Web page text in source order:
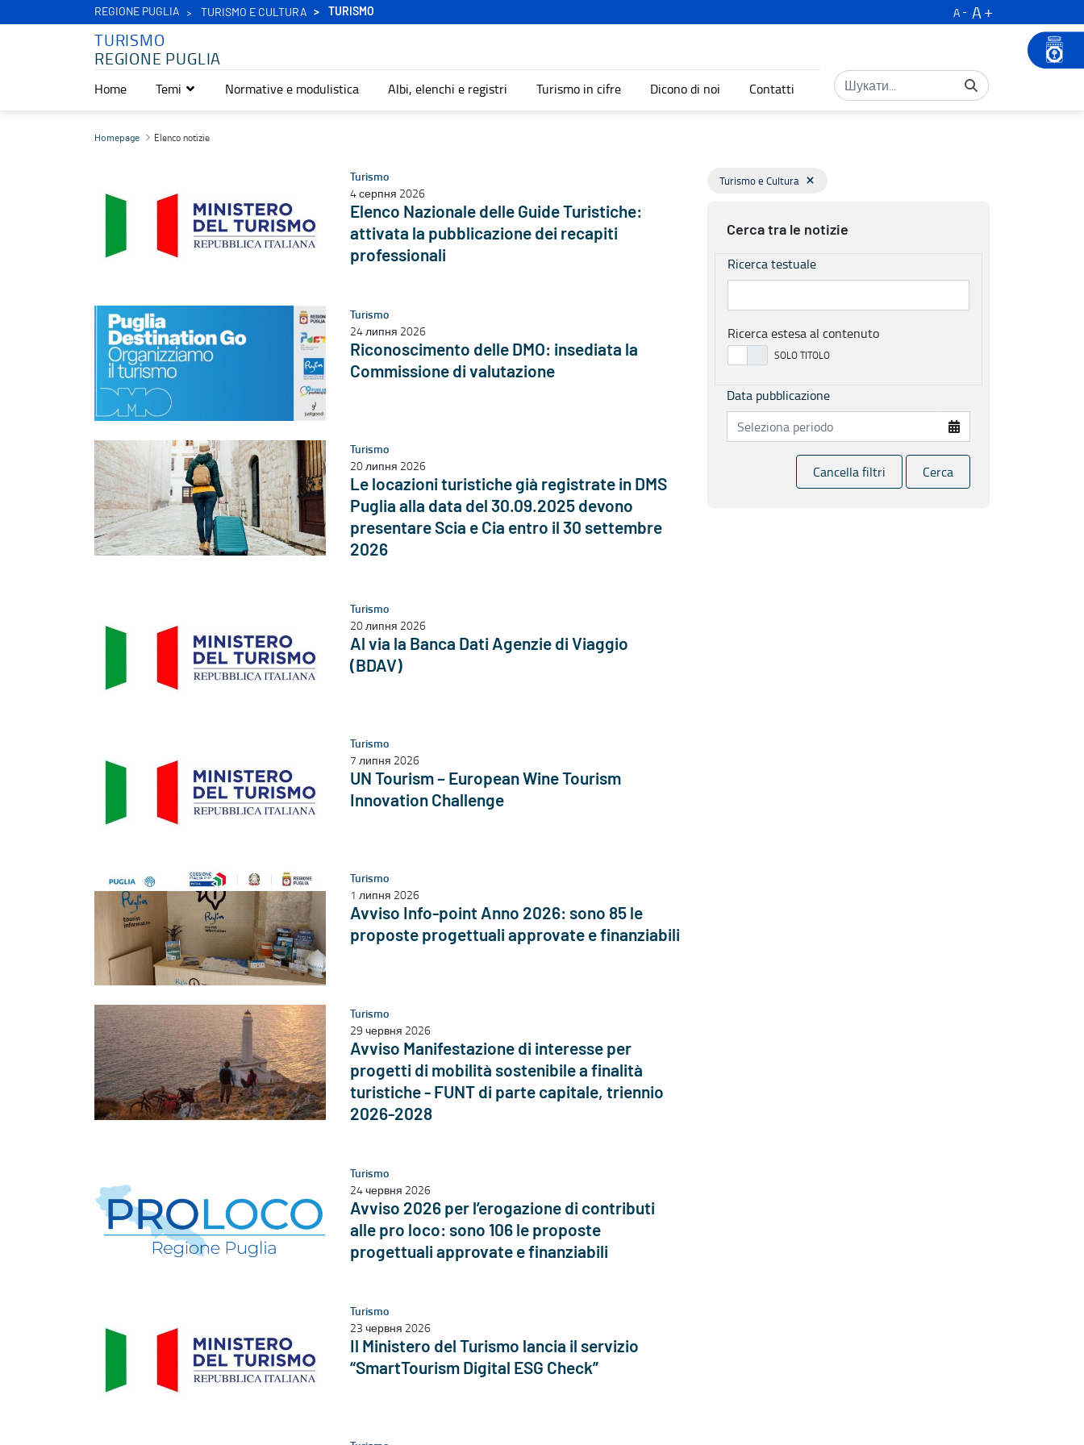
REGIONE PUGLIA TURISMO E CULTURA TURISMO A
A
TURISMO
REGIONE PUGLIA
Home Temi Normative e modulistica Albi, elenchi e registri Turismo in cifre Dicono di noi Contatti
Elenco notizie - Turismo
Homepage Elenco notizie
Turismo
4 серпня 2026
Elenco Nazionale delle Guide Turistiche:
attivata la pubblicazione dei recapiti
professionali
Turismo
24 липня 2026
Riconoscimento delle DMO: insediata la
Commissione di valutazione
Turismo
20 липня 2026
Le locazioni turistiche già registrate in DMS
Puglia alla data del 30.09.2025 devono
presentare Scia e Cia entro il 30 settembre
2026
Turismo
20 липня 2026
Al via la Banca Dati Agenzie di Viaggio
(BDAV)
Turismo
7 липня 2026
UN Tourism – European Wine Tourism
Innovation Challenge
Turismo
1 липня 2026
Avviso Info-point Anno 2026: sono 85 le
proposte progettuali approvate e finanziabili
Turismo
29 червня 2026
Avviso Manifestazione di interesse per
progetti di mobilità sostenibile a finalità
turistiche - FUNT di parte capitale, triennio
2026-2028
Turismo
24 червня 2026
Avviso 2026 per l’erogazione di contributi
alle pro loco: sono 106 le proposte
progettuali approvate e finanziabili
Turismo
23 червня 2026
Il Ministero del Turismo lancia il servizio
“SmartTourism Digital ESG Check”
Turismo e Cultura
Cerca tra le notizie
Ricerca testuale
Ricerca estesa al contenuto
Data pubblicazione
Cancella filtri Cerca